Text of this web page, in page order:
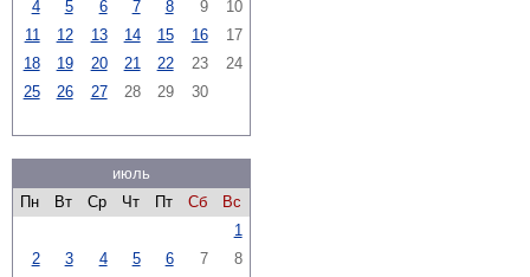
4
5 6 7 8 9
10
11
12 13 14 15 16
17
18
19 20 21 22 23
24
25
26 27 28 29 30
июль
Пн
Вт Ср Чт Пт Сб
Вс
1
2
3 4 5 6 7
8